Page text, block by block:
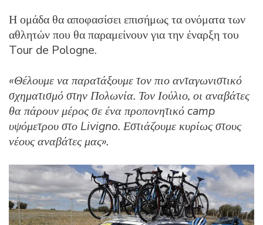
Η ομάδα θα αποφασίσει επισήμως τα ονόματα των
αθλητών που θα παραμείνουν για την έναρξη του
Tour de Pologne.
«Θέλουμε να παρατάξουμε τον πιο ανταγωνιστικό
σχηματισμό στην Πολωνία. Τον Ιούλιο, οι αναβάτες
θα πάρουν μέρος σε ένα προπονητικό camp
υψόμετρου στο Livigno. Εστιάζουμε κυρίως στους
νέους αναβάτες μας».